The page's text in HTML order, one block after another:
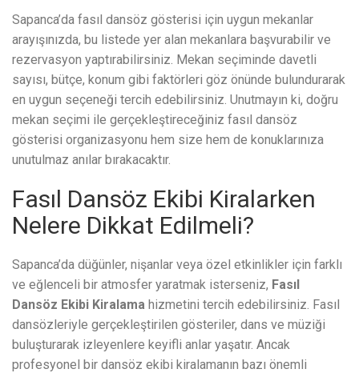
Sapanca’da fasıl dansöz gösterisi için uygun mekanlar
arayışınızda, bu listede yer alan mekanlara başvurabilir ve
rezervasyon yaptırabilirsiniz. Mekan seçiminde davetli
sayısı, bütçe, konum gibi faktörleri göz önünde bulundurarak
en uygun seçeneği tercih edebilirsiniz. Unutmayın ki, doğru
mekan seçimi ile gerçekleştireceğiniz fasıl dansöz
gösterisi organizasyonu hem size hem de konuklarınıza
unutulmaz anılar bırakacaktır.
Fasıl Dansöz Ekibi Kiralarken
Nelere Dikkat Edilmeli?
Sapanca’da düğünler, nişanlar veya özel etkinlikler için farklı
ve eğlenceli bir atmosfer yaratmak isterseniz, Fasıl
Dansöz Ekibi Kiralama hizmetini tercih edebilirsiniz. Fasıl
dansözleriyle gerçekleştirilen gösteriler, dans ve müziği
buluşturarak izleyenlere keyifli anlar yaşatır. Ancak
profesyonel bir dansöz ekibi kiralamanın bazı önemli